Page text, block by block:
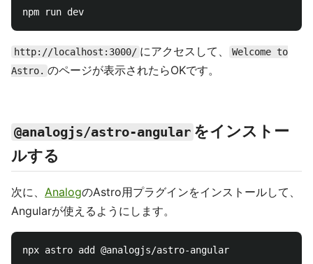
http://localhost:3000/ にアクセスして、
Welcome to
Astro. のページが表示されたらOKです。
@analogjs/astro-angular をインストー
ルする
次に、 AnalogのAstro用プラグインをインストールして、
Angularが使えるようにします。